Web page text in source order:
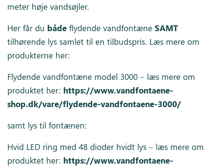
meter høje vandsøjler.
Her får du både flydende vandfontæneSAMT
tilhørende lys samlet til en tilbudspris. Læs mere om
produkterne her:
Flydende vandfontæne model 3000 – læs mere om
produktet her: https://www.vandfontaene-
shop.dk/vare/flydende-vandfontaene-3000/
samt lys til fontænen:
Hvid LED ring med 48 dioder hvidt lys – læs mere om
produktet her: https://www.vandfontaene-